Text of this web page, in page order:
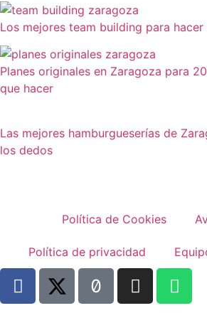
Los mejores team building para hacer
Planes originales en Zaragoza para
que hacer
Las mejores hamburgueserías de
los dedos
Política de Cookies
Política de privacidad